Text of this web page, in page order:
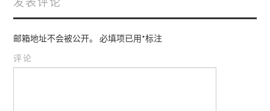
邮箱地址不会被公开。 必填项已用*标注
评论